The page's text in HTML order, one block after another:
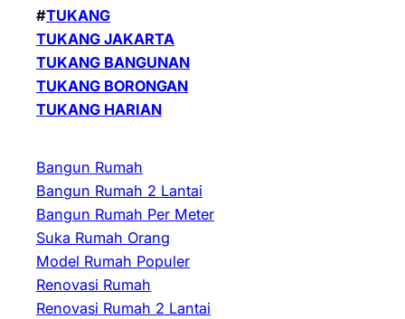
#TUKANG
TUKANG JAKARTA
TUKANG BANGUNAN
TUKANG BORONGAN
TUKANG HARIAN
Bangun Rumah
Bangun Rumah 2 Lantai
Bangun Rumah Per Meter
Suka Rumah Orang
Model Rumah Populer
Renovasi Rumah
Renovasi Rumah 2 Lantai